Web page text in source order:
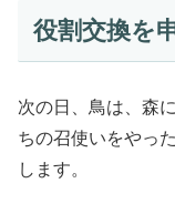
役割交換を
次の日、鳥は、森
ちの召使いをやっ
します。